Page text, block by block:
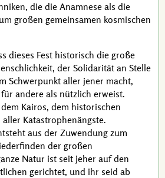
die die Anamnese als die
großen gemeinsamen kosmischen
dieses Fest historisch die große
der Solidarität an Stelle
Schwerpunkt aller jener macht,
andere als nützlich erweist.
Kairos, dem historischen
Katastrophenängste.
aus der Zuwendung zum
der großen
Natur ist seit jeher auf den
gerichtet, und ihr seid ab